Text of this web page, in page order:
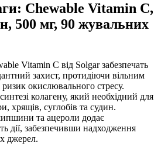
Chewable Vitamin C,
500 мг, 90 жувальних
Vitamin C від Solgar забезпечать
захист, протидіючи вільним
окислювального стресу.
колагену, який необхідний для
хрящів, суглобів та судин.
та ацероли додає
дії, забезпечивши надходження
джерел.